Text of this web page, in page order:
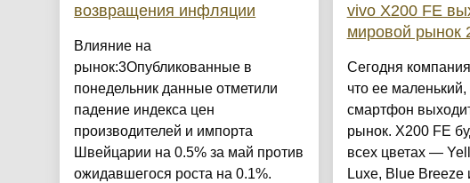
возвращения инфляции
Влияние на
рынок:3Опубликованные в
понедельник данные отметили
падение индекса цен
производителей и импорта
Швейцарии на 0.5% за май против
ожидавшегося роста на 0.1%.
vivo X200 FE
мировой рынок
Сегодня
что ее
смартфон
рынок. X200 FE
всех цветах —
Luxe, Blue Breeze